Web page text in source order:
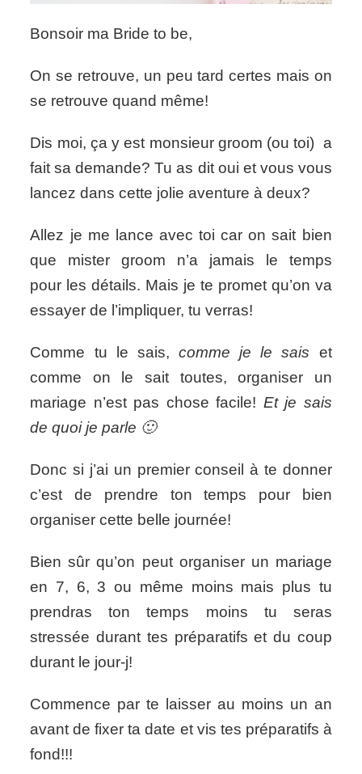
Bonsoir ma Bride to be,
On se retrouve, un peu tard certes mais on
se retrouve quand même!
Dis moi, ça y est monsieur groom (ou toi) a
fait sa demande? Tu as dit oui et vous vous
lancez dans cette jolie aventure à deux?
Allez je me lance avec toi car on sait bien
que mister groom n’a jamais le temps
pour les détails. Mais je te promet qu’on va
essayer de l’impliquer, tu verras!
Comme tu le sais, comme je le sais et
comme on le sait toutes, organiser un
mariage n’est pas chose facile! Et je sais
de quoi je parle 🙂
Donc si j’ai un premier conseil à te donner
c’est de prendre ton temps pour bien
organiser cette belle journée!
Bien sûr qu’on peut organiser un mariage
en 7, 6, 3 ou même moins mais plus tu
prendras ton temps moins tu seras
stressée durant tes préparatifs et du coup
durant le jour-j!
Commence par te laisser au moins un an
avant de fixer ta date et vis tes préparatifs à
fond!!!